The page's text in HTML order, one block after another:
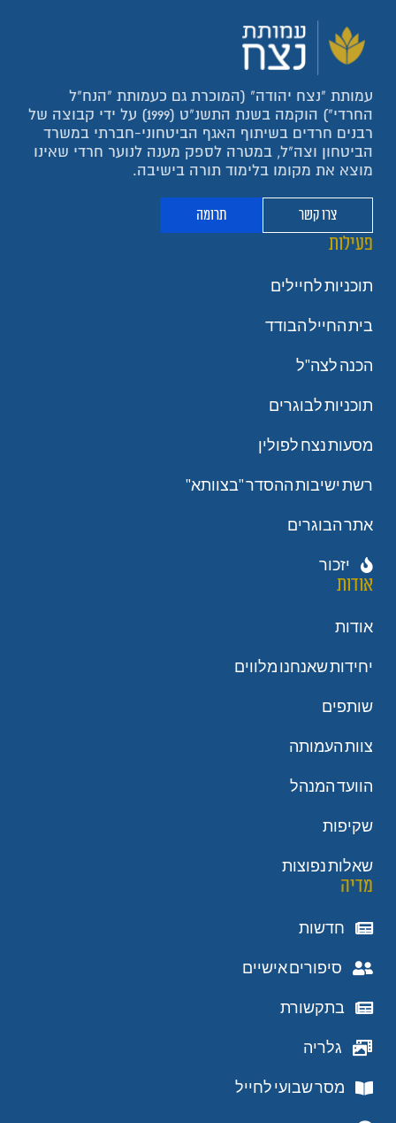
עמותת "נצח יהודה" (המוכרת גם כעמותת "הנח"ל
החרדי") הוקמה בשנת התשנ"ט (1999) על ידי קבוצה של
רבנים חרדים בשיתוף האגף הביטחוני-חברתי במשרד
הביטחון וצה"ל, במטרה לספק מענה לנוער חרדי שאינו
מוצא את מקומו בלימוד תורה בישיבה.
צרו קשר תרומה
פעילות
תוכניות לחיילים
בית החייל הבודד
הכנה לצה"ל
תוכניות לבוגרים
מסעות נצח לפולין
רשת ישיבות ההסדר "בצוותא"
אתר הבוגרים
יזכור
אודות
אודות
יחידות שאנחנו מלווים
שותפים
צוות העמותה
הוועד המנהל
שקיפות
שאלות נפוצות
מדיה
חדשות
סיפורים אישיים
בתקשורת
גלריה
מסר שבועי לחייל